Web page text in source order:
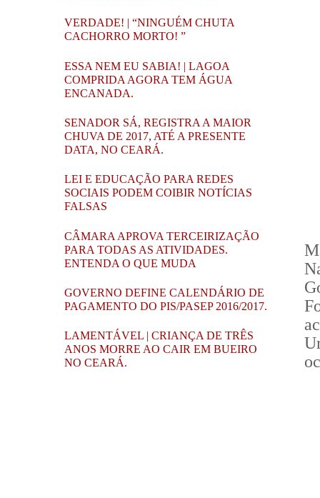
VERDADE! | “NINGUÉM CHUTA
CACHORRO MORTO! ”
ESSA NEM EU SABIA! | LAGOA
COMPRIDA AGORA TEM ÁGUA
ENCANADA.
SENADOR SÁ, REGISTRA A MAIOR
CHUVA DE 2017, ATÉ A PRESENTE
DATA, NO CEARÁ.
LEI E EDUCAÇÃO PARA REDES
SOCIAIS PODEM COIBIR NOTÍCIAS
FALSAS
CÂMARA APROVA TERCEIRIZAÇÃO
PARA TODAS AS ATIVIDADES.
ENTENDA O QUE MUDA
GOVERNO DEFINE CALENDÁRIO DE
PAGAMENTO DO PIS/PASEP 2016/2017.
LAMENTÁVEL | CRIANÇA DE TRÊS
ANOS MORRE AO CAIR EM BUEIRO
NO CEARÁ.